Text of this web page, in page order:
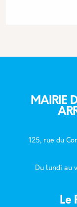
MAIRIE
125, rue du
Du lundi au
Le